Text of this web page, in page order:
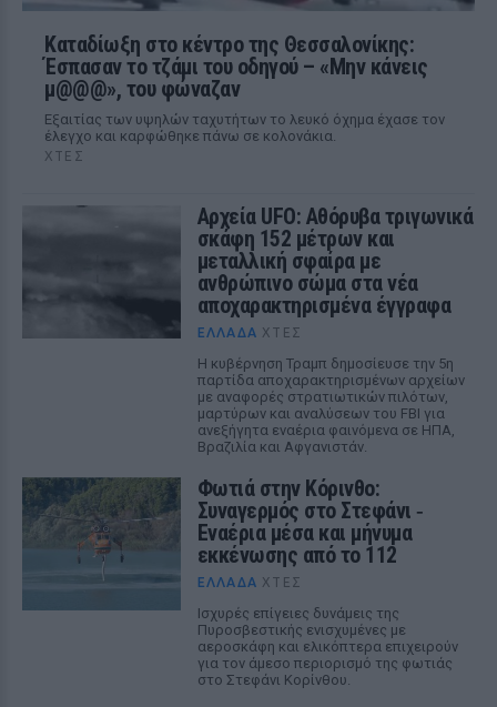
Καταδίωξη στο κέντρο της Θεσσαλονίκης:
Έσπασαν το τζάμι του οδηγού – «Μην κάνεις
μ@@@», του φώναζαν
Εξαιτίας των υψηλών ταχυτήτων το λευκό όχημα έχασε τον
έλεγχο και καρφώθηκε πάνω σε κολονάκια.
ΧΤΕΣ
Αρχεία UFO: Αθόρυβα τριγωνικά
σκάφη 152 μέτρων και
μεταλλική σφαίρα με
ανθρώπινο σώμα στα νέα
αποχαρακτηρισμένα έγγραφα
ΕΛΛΆΔΑ ΧΤΕΣ
Η κυβέρνηση Τραμπ δημοσίευσε την 5η
παρτίδα αποχαρακτηρισμένων αρχείων
με αναφορές στρατιωτικών πιλότων,
μαρτύρων και αναλύσεων του FBI για
ανεξήγητα εναέρια φαινόμενα σε ΗΠΑ,
Βραζιλία και Αφγανιστάν.
Φωτιά στην Κόρινθο:
Συναγερμός στο Στεφάνι ‑
Εναέρια μέσα και μήνυμα
εκκένωσης από το 112
ΕΛΛΆΔΑ ΧΤΕΣ
Ισχυρές επίγειες δυνάμεις της
Πυροσβεστικής ενισχυμένες με
αεροσκάφη και ελικόπτερα επιχειρούν
για τον άμεσο περιορισμό της φωτιάς
στο Στεφάνι Κορίνθου.